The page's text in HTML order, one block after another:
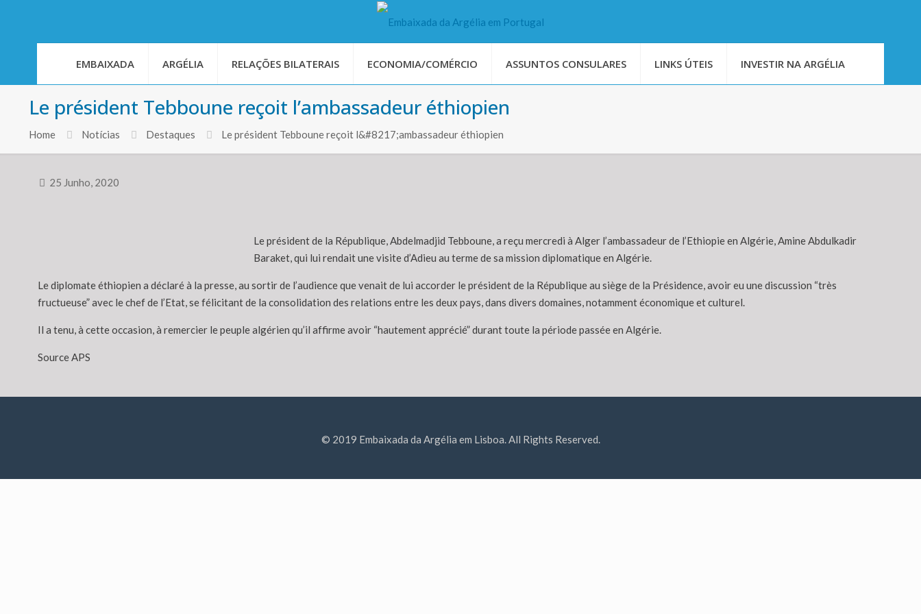
EMBAIXADA ARGÉLIA RELAÇÕES BILATERAIS ECONOMIA/COMÉRCIO ASSUNTOS CONSULARES LINKS ÚTEIS INVESTIR NA ARGÉLIA
Le président Tebboune reçoit l’ambassadeur éthiopien
Home Notícias Destaques Le président Tebboune reçoit l&#8217;ambassadeur éthiopien
25 Junho, 2020
Le président de la République, Abdelmadjid Tebboune, a reçu mercredi à Alger l’ambassadeur de l’Ethiopie en Algérie, Amine Abdulkadir
Baraket, qui lui rendait une visite d’Adieu au terme de sa mission diplomatique en Algérie.
Le diplomate éthiopien a déclaré à la presse, au sortir de l’audience que venait de lui accorder le président de la République au siège de la Présidence, avoir eu une discussion “très
fructueuse” avec le chef de l’Etat, se félicitant de la consolidation des relations entre les deux pays, dans divers domaines, notamment économique et culturel.
Il a tenu, à cette occasion, à remercier le peuple algérien qu’il affirme avoir “hautement apprécié” durant toute la période passée en Algérie.
Source APS
© 2019 Embaixada da Argélia em Lisboa. All Rights Reserved.